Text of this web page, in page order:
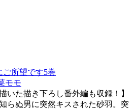
所望です5巻
モモ
いた描き下ろし番外編も収録！】
らぬ男に突然キスされた砂羽。突